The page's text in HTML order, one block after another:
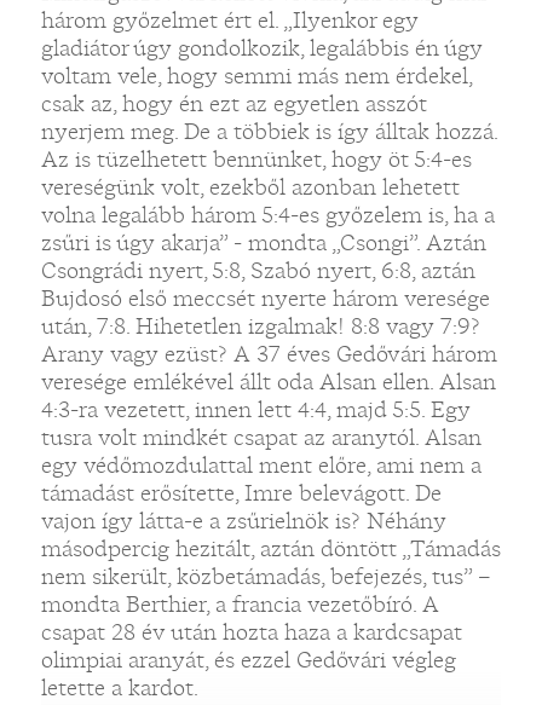
három győzelmet ért el. „Ilyenkor egy
gladiátor úgy gondolkozik, legalábbis én úgy
voltam vele, hogy semmi más nem érdekel,
csak az, hogy én ezt az egyetlen asszót
nyerjem meg. De a többiek is így álltak hozzá.
Az is tüzelhetett bennünket, hogy öt 5:4-es
vereségünk volt, ezekből azonban lehetett
volna legalább három 5:4-es győzelem is, ha a
zsűri is úgy akarja” - mondta „Csongi”. Aztán
Csongrádi nyert, 5:8, Szabó nyert, 6:8, aztán
Bujdosó első meccsét nyerte három veresége
után, 7:8. Hihetetlen izgalmak! 8:8 vagy 7:9?
Arany vagy ezüst? A 37 éves Gedővári három
veresége emlékével állt oda Alsan ellen. Alsan
4:3-ra vezetett, innen lett 4:4, majd 5:5. Egy
tusra volt mindkét csapat az aranytól. Alsan
egy védőmozdulattal ment előre, ami nem a
támadást erősítette, Imre belevágott. De
vajon így látta-e a zsűrielnök is? Néhány
másodpercig hezitált, aztán döntött „Támadás
nem sikerült, közbetámadás, befejezés, tus” –
mondta Berthier, a francia vezetőbíró. A
csapat 28 év után hozta haza a kardcsapat
olimpiai aranyát, és ezzel Gedővári végleg
letette a kardot.